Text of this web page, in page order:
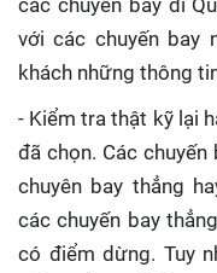
các chuyến bay đi
với các chuyến bay
khách những thông
- Kiểm tra thật kỹ lại
đã chọn. Các
chuyên bay thẳng
các chuyến bay
có điểm dừng. Tuy